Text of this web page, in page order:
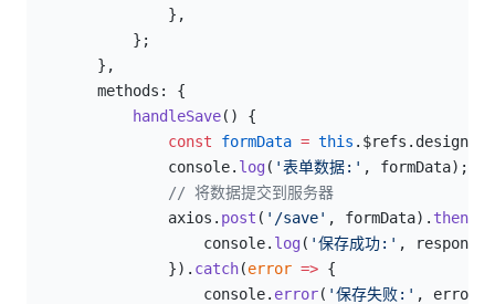
                },
            };
        },
        methods: {
            handleSave
() {
                const
formData = this .$refs.designer.
                console.
log( '表单数据:' , formData);
                // 将数据提交到服务器
                axios.
post ( '/save' , formData). then
                    console.
log( '保存成功:' ,
                }).
catch(error => {
                    console.
error( '保存失败:' , error);